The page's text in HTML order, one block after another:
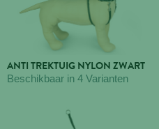
ANTI TREKTUIG NYLON ZWART
Beschikbaar in 4 Varianten